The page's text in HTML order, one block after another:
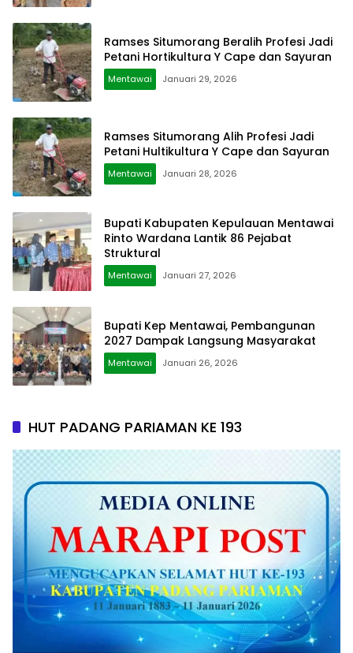
Ramses Situmorang Beralih Profesi Jadi
Petani Hortikultura Y Cape dan Sayuran
Mentawai Januari 29, 2026
Ramses Situmorang Alih Profesi Jadi
Petani Hultikultura Y Cape dan Sayuran
Mentawai Januari 28, 2026
Bupati Kabupaten Kepulauan Mentawai
Rinto Wardana Lantik 86 Pejabat
Struktural
Mentawai Januari 27, 2026
Bupati Kep Mentawai, Pembangunan
2027 Dampak Langsung Masyarakat
Mentawai Januari 26, 2026
HUT PADANG PARIAMAN KE 193